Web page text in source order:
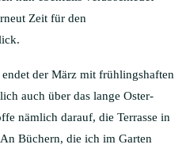
Zeit für den
der März mit frühlingshaften
auch über das lange Oster-
nämlich darauf, die Terrasse in
Büchern, die ich im Garten